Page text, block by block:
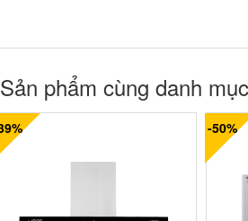
Sản phẩm cùng danh mục
-50%